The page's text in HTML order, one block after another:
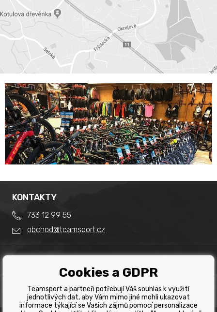
Obchodní podmínky
Splátkový prodej
Reklamace
Tabulka velikostí kol
PRODEJNA
Team Sport - Tomáš Binar
KONTAKTY
733 12 99 55
obchod@teamsport.cz
Cookies a GDPR
Teamsport a partneři potřebují Váš souhlas k využití
jednotlivých dat, aby Vám mimo jiné mohli ukazovat
informace týkající se Vašich zájmů pomocí personalizace